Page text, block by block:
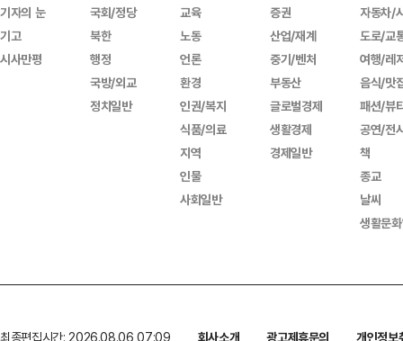
기자의 눈
기고
시사만평
국회/정당
북한
행정
국방/외교
정치일반
교육
노동
언론
환경
인권/복지
식품/의료
지역
인물
사회일반
증권
산업/재계
중기/벤처
부동산
글로벌경제
생활경제
경제일반
자동차/
도로/교
여행/레
음식/맛
패션/뷰
공연/전
책
종교
날씨
생활문
최종편집시간: 2026.08.06 07:09 회사소개 광고제휴문의 개인정보